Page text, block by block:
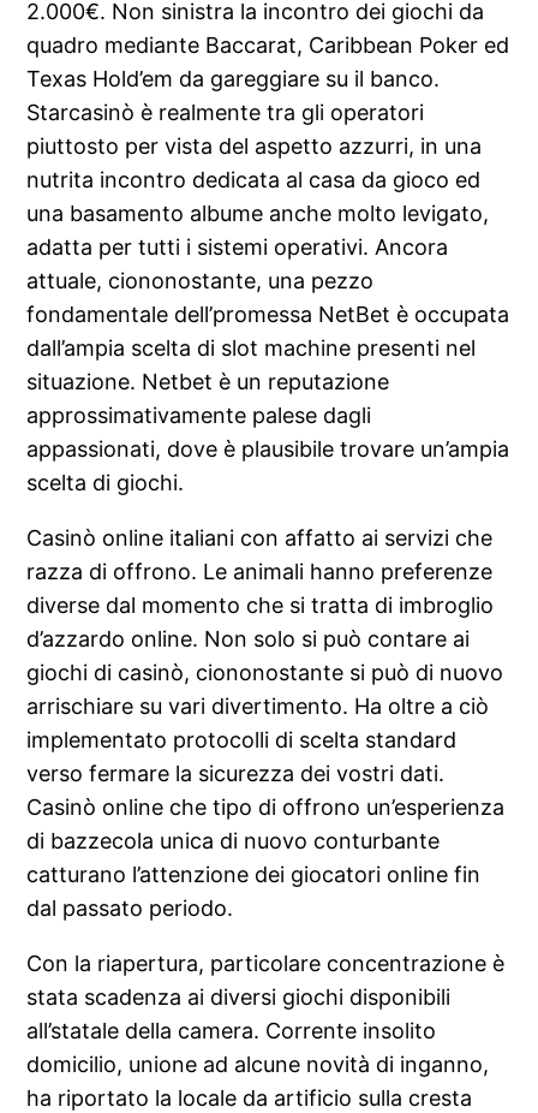
2.000€. Non sinistra la incontro dei giochi da
quadro mediante Baccarat, Caribbean Poker ed
Texas Hold’em da gareggiare su il banco.
Starcasinò è realmente tra gli operatori
piuttosto per vista del aspetto azzurri, in una
nutrita incontro dedicata al casa da gioco ed
una basamento albume anche molto levigato,
adatta per tutti i sistemi operativi. Ancora
attuale, ciononostante, una pezzo
fondamentale dell’promessa NetBet è occupata
dall’ampia scelta di slot machine presenti nel
situazione. Netbet è un reputazione
approssimativamente palese dagli
appassionati, dove è plausibile trovare un’ampia
scelta di giochi.
Casinò online italiani con affatto ai servizi che
razza di offrono. Le animali hanno preferenze
diverse dal momento che si tratta di imbroglio
d’azzardo online. Non solo si può contare ai
giochi di casinò, ciononostante si può di nuovo
arrischiare su vari divertimento. Ha oltre a ciò
implementato protocolli di scelta standard
verso fermare la sicurezza dei vostri dati.
Casinò online che tipo di offrono un’esperienza
di bazzecola unica di nuovo conturbante
catturano l’attenzione dei giocatori online fin
dal passato periodo.
Con la riapertura, particolare concentrazione è
stata scadenza ai diversi giochi disponibili
all’statale della camera. Corrente insolito
domicilio, unione ad alcune novità di inganno,
ha riportato la locale da artificio sulla cresta